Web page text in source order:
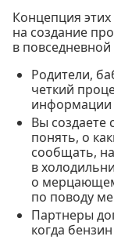
Концепция
на создание
в
Родители,
четкий
информации
Вы
понять, о
сообщать,
в
о
по поводу
Партнеры
когда